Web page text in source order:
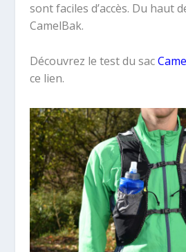
sont faciles d’accès. Du haut
CamelBak.
Découvrez le test du sac
ce lien.